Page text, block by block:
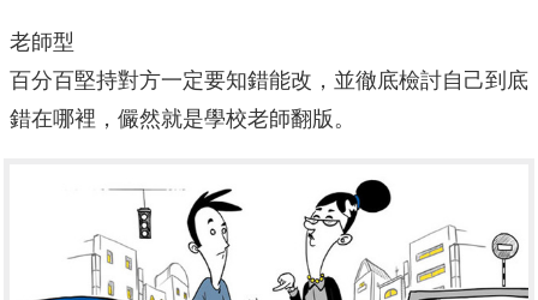
老師型
百分百堅持對方一定要知錯能改，並徹底檢討自己到底
錯在哪裡，儼然就是學校老師翻版。